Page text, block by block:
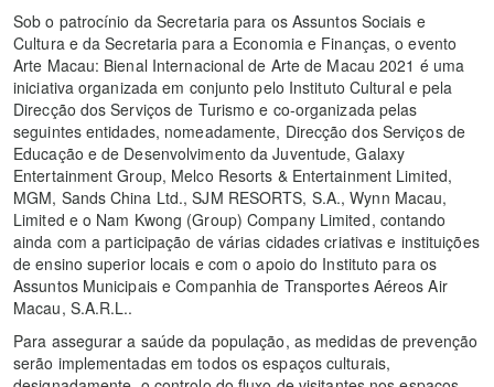
Sob o patrocínio da Secretaria para os Assuntos Sociais e
Cultura e da Secretaria para a Economia e Finanças, o evento
Arte Macau: Bienal Internacional de Arte de Macau 2021 é uma
iniciativa organizada em conjunto pelo Instituto Cultural e pela
Direcção dos Serviços de Turismo e co-organizada pelas
seguintes entidades, nomeadamente, Direcção dos Serviços de
Educação e de Desenvolvimento da Juventude, Galaxy
Entertainment Group, Melco Resorts & Entertainment Limited,
MGM, Sands China Ltd., SJM RESORTS, S.A., Wynn Macau,
Limited e o Nam Kwong (Group) Company Limited, contando
ainda com a participação de várias cidades criativas e instituições
de ensino superior locais e com o apoio do Instituto para os
Assuntos Municipais e Companhia de Transportes Aéreos Air
Macau, S.A.R.L..
Para assegurar a saúde da população, as medidas de prevenção
serão implementadas em todos os espaços culturais,